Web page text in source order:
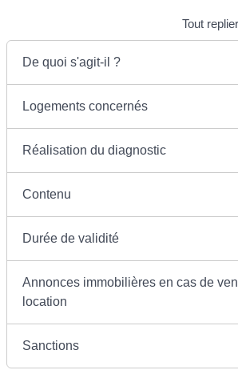
Tout replier
De quoi s'agit-il ?
Logements concernés
Réalisation du diagnostic
Contenu
Durée de validité
Annonces immobilières en cas de
location
Sanctions